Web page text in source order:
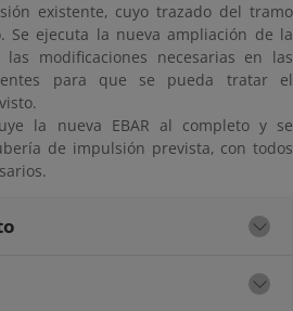
existente, cuyo trazado del tramo
Se ejecuta la nueva ampliación de la
las modificaciones necesarias en las
para que se pueda tratar el
la nueva EBAR al completo y se
de impulsión prevista, con todos